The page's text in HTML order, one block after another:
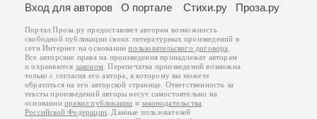
Вход для авторов
О портале Стихи.ру Проза.ру
Портал Проза.ру предоставляет авторам возможность
свободной публикации своих литературных произведений в
сети Интернет на основаниипользовательского договора
Все авторские права на произведения принадлежат авторам
и охраняются законом . Перепечатка произведений возможна
только с согласия его автора, к которому вы можете
обратиться на его авторской странице. Ответственность за
тексты произведений авторы несут самостоятельно на
основанииправил публикации изаконодательства
Российской Федерации . Данные пользователей